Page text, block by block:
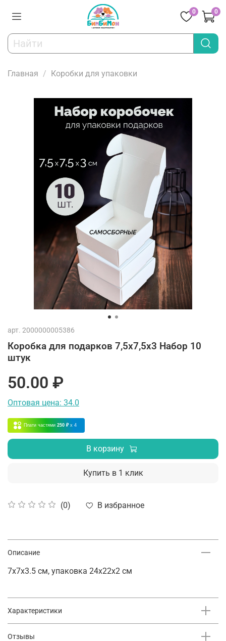
0 0
Главная Коробки для упаковки
арт. 2000000005386
Коробка для подарков 7,5х7,5х3 Набор 10
штук
(0) В избранное
50.00 ₽
Оптовая цена: 34.0
Плати частями 250 ₽ x 4
В корзину
Купить в 1 клик
Описание
7х7х3.5 см, упаковка 24х22х2 см
Характеристики
1.0
Отзывы